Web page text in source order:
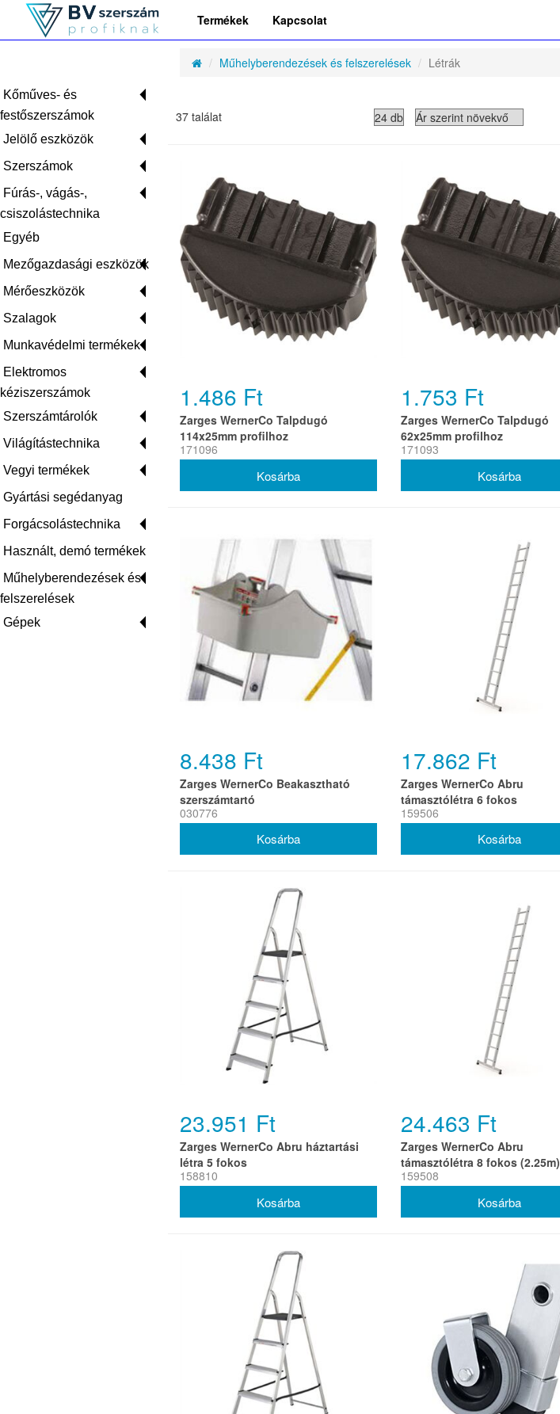
Termékek Kapcsolat
Kőműves- és
festőszerszámok
Jelölő eszközök
Szerszámok
Fúrás-, vágás-,
csiszolástechnika
Egyéb
Mezőgazdasági eszközök
Mérőeszközök
Szalagok
Munkavédelmi termékek
Elektromos
kéziszerszámok
Szerszámtárolók
Világítástechnika
Vegyi termékek
Gyártási segédanyag
Forgácsolástechnika
Használt, demó termékek
Műhelyberendezések és
felszerelések
Gépek
Műhelyberendezések és felszerelések Létrák
37 találat
1.486 Ft
Zarges WernerCo Talpdugó
114x25mm profilhoz
171096
1.753 Ft
Zarges WernerCo Talpdugó
62x25mm profilhoz
171093
8.438 Ft
Zarges WernerCo Beakasztható
szerszámtartó
030776
17.862 Ft
Zarges WernerCo Abru
támasztólétra 6 fokos
159506
23.951 Ft
Zarges WernerCo Abru háztartási
létra 5 fokos
158810
24.463 Ft
Zarges WernerCo Abru
támasztólétra 8 fokos (2.25m)
159508